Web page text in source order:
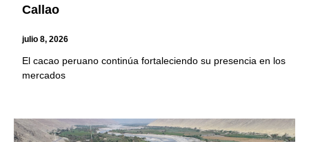
Callao
julio 8, 2026
El cacao peruano continúa fortaleciendo su presencia en los
mercados